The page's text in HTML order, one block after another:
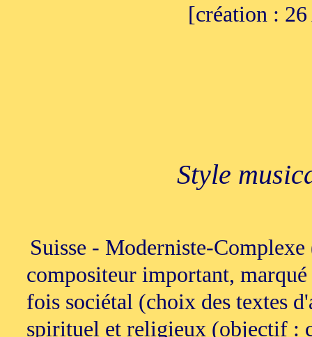
[création :
Style
Suisse - Moderniste-
compositeur important,
fois sociétal (choix des textes
spirituel et religieux (objectif :